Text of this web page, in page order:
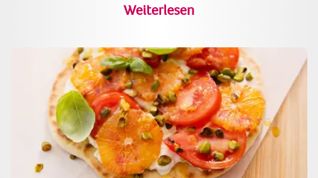
Weiterlesen